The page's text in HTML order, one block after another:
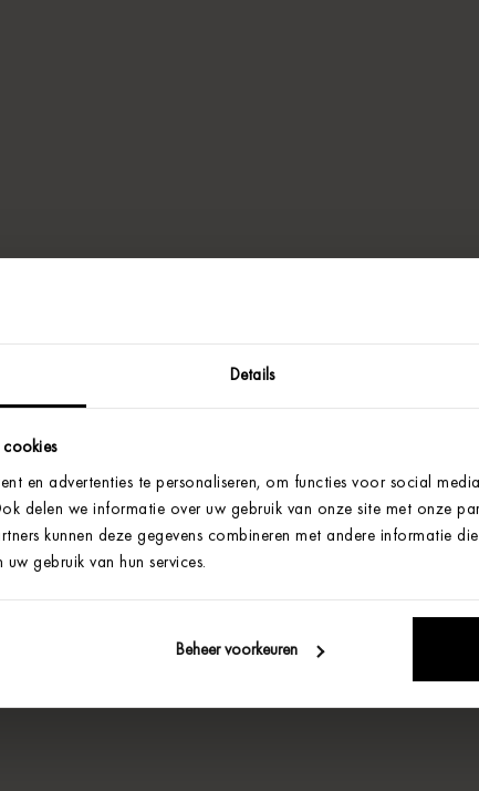
Details
cookies
en advertenties te personaliseren, om functies voor social
delen we informatie over uw gebruik van onze site met onze
kunnen deze gegevens combineren met andere informatie
gebruik van hun services.
Beheer voorkeuren